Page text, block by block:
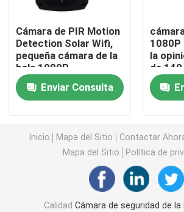
Cámara de seguridad impermeable
cámara solar 4G
Cámara solar de Wifi
Cámara inalámbrica elegante de Wifi
Cámara de PTZ al aire libre
Cámara de PIR Motion
Detection Solar Wifi,
pequeña cámara de la
bala 1080P
Enviar Consulta
la
de
Inicio Mapa del Sitio Contactar
Mapa del Sitio
Política de
Calidad Cámara de seguridad de la